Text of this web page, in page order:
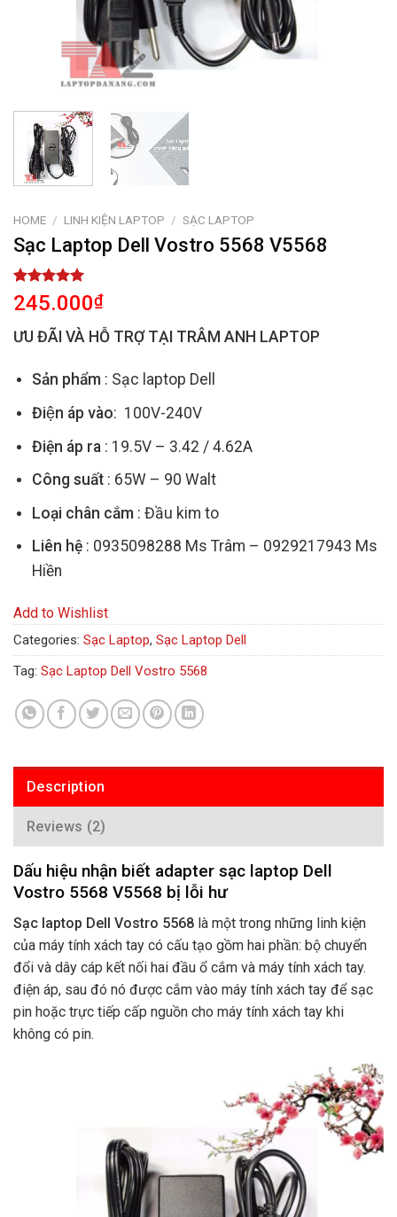
HOME / LINH KIỆN LAPTOP / SẠC LAPTOP
Sạc Laptop Dell Vostro 5568 V5568
Rated 5.00
out of 5
based on
2
customer
245.000₫
ƯU ĐÃI VÀ HỖ TRỢ TẠI TRÂM ANH LAPTOP
Sản phẩm : Sạc laptop Dell
Điện áp vào: 100V-240V
Điện áp ra: 19.5V – 3.42 / 4.62A
Công suất: 65W – 90 Walt
Loại chân cắm : Đầu kim to
Liên hệ: 0935098288 Ms Trâm – 0929217943 Ms
Hiền
Add to Wishlist
Categories: Sạc Laptop, Sạc Laptop Dell
Tag: Sạc Laptop Dell Vostro 5568
Description
Reviews (2)
Dấu hiệu nhận biết adapter sạc laptop Dell
Vostro 5568 V5568 bị lỗi hư
Sạc laptop Dell Vostro 5568 là một trong những linh kiện
của máy tính xách tay có cấu tạo gồm hai phần: bộ chuyển
đổi và dây cáp kết nối hai đầu ổ cắm và máy tính xách tay.
điện áp, sau đó nó được cắm vào máy tính xách tay để sạc
pin hoặc trực tiếp cấp nguồn cho máy tính xách tay khi
không có pin.